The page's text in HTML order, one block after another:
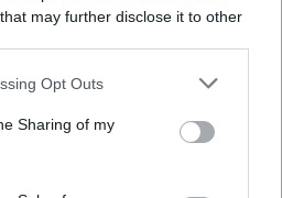
that may further disclose it to other
Opt Outs
Sharing of my
φέρνοντας το θέμα στο
ευκαιρία.
στο newsletter
τους